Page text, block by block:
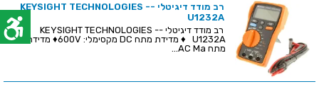
רב מודד דיגיטלי -KEYSIGHT TECHNOLOGIES -
U1232A
רב מודד דיגיטלי -KEYSIGHT TECHNOLOGIES -
U1232A ♦ מדידת מתח DC מקסימלי: 600V♦ מדידת
מתח AC Ma...